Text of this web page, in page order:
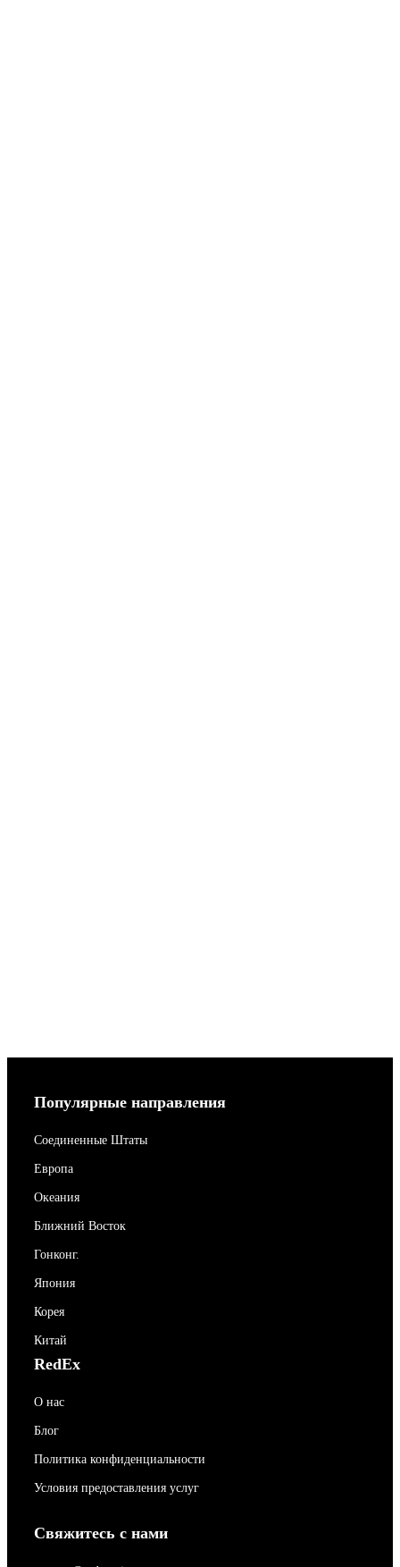
Популярные направления
Соединенные Штаты
Европа
Океания
Ближний Восток
Гонконг.
Япония
Корея
Китай
RedEx
О нас
Блог
Политика конфиденциальности
Условия предоставления услуг
Свяжитесь с нами